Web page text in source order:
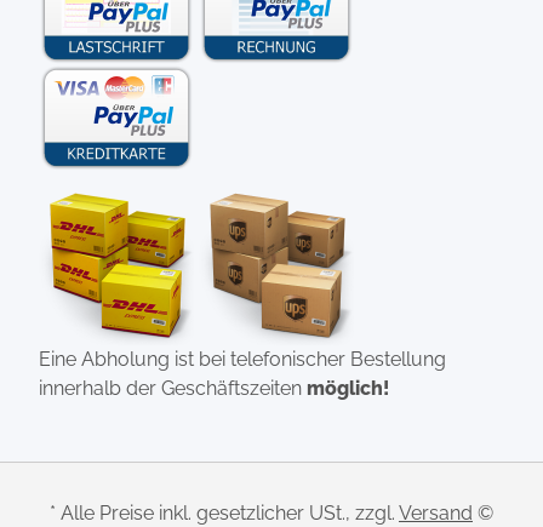
Eine Abholung ist bei telefonischer Bestellung
innerhalb der Geschäftszeiten möglich!
* Alle Preise inkl. gesetzlicher USt., zzgl. Versand ©